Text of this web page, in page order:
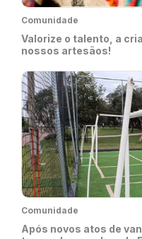
Comunidade
Valorize o talento, a
nossos artesãos!
Comunidade
Após novos atos de